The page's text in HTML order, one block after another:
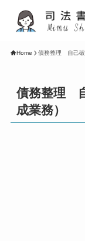
Home 債務整理 自己破
債務整理
成業務）